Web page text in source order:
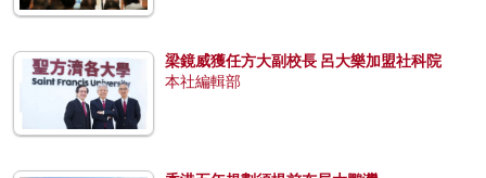
梁鏡威獲任方大副校長 呂大樂加盟社科院
本社編輯部